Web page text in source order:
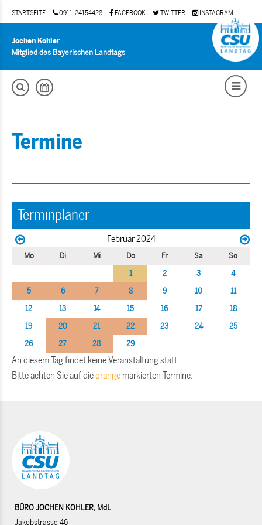
STARTSEITE 0911-24154428 FACEBOOK TWITTER INSTAGRAM
Jochen Kohler
Mitglied des Bayerischen Landtags
Termine
Terminplaner
Februar 2024
Mo Di Mi Do Fr Sa
So
1
2 3
4
5
6 7 8 9 10
11
12
13 14 15 16 17
18
19
20 21 22 23 24
25
26
27 28 29
An diesem Tag findet keine Veranstaltung statt.
Bitte achten Sie auf dieorange markierten Termine.
BÜRO JOCHEN KOHLER, MdL
Jakobstrasse 46